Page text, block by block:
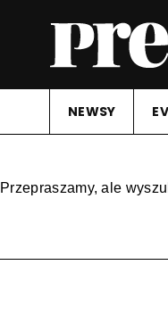
NEWSY
Przepraszamy, ale